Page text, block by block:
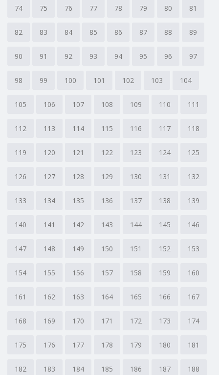
74 75 76 77 78 79 80 81
82 83 84 85 86 87 88 89
90 91 92 93 94 95 96 97
98 99 100 101 102 103 104
105 106 107 108 109 110 111
112 113 114 115 116 117 118
119 120 121 122 123 124 125
126 127 128 129 130 131 132
133 134 135 136 137 138 139
140 141 142 143 144 145 146
147 148 149 150 151 152 153
154 155 156 157 158 159 160
161 162 163 164 165 166 167
168 169 170 171 172 173 174
175 176 177 178 179 180 181
182 183 184 185 186 187 188